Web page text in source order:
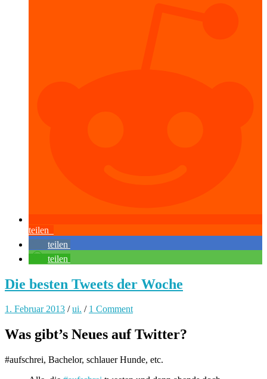
teilen
teilen
teilen
Die besten Tweets der Woche
1. Februar 2013 /ui. / 1 Comment
Was gibt’s Neues auf Twitter?
#aufschrei, Bachelor, schlauer Hunde, etc.